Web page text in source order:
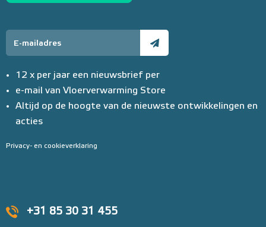
+31 85 30 31 455
12 x per jaar een nieuwsbrief per
e-mail van Vloerverwarming Store
Altijd op de hoogte van de nieuwste ontwikkelingen en
acties
Privacy- en cookieverklaring